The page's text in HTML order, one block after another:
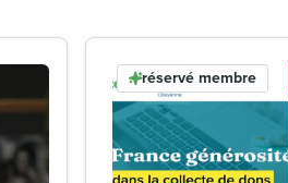
réservé membre